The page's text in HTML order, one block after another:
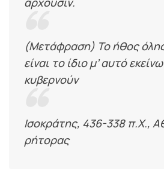
(Μετάφραση) Το ήθος όλης
είναι το ίδιο μ’ αυτό
κυβερνούν
Ισοκράτης, 436-338 π.Χ.,
ρήτορας